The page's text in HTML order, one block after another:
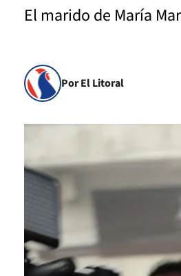
El marido de María
Por El Litoral